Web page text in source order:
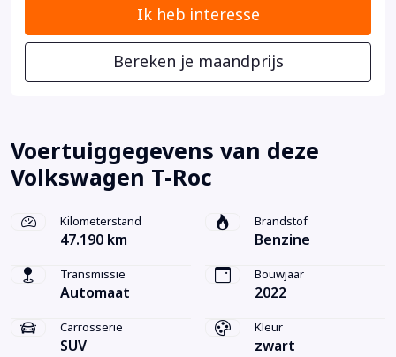
Ik heb interesse
Bereken je maandprijs
Voertuiggegevens van deze
Volkswagen T-Roc
Kilometerstand
47.190 km
Brandstof
Benzine
Transmissie
Automaat
Bouwjaar
2022
Carrosserie
SUV
Kleur
zwart